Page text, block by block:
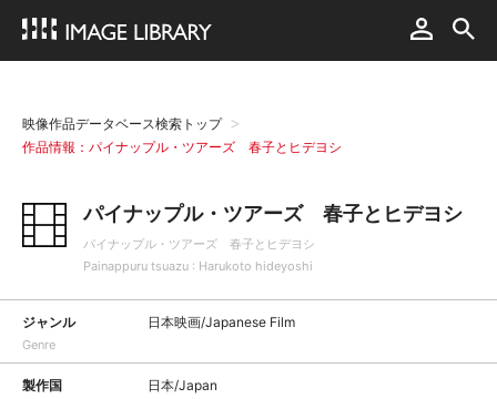
映像作品データベース検索トップ
作品情報：パイナップル・ツアーズ 春子とヒデヨシ
パイナップル・ツアーズ 春子とヒデヨシ
パイナップル・ツアーズ 春子とヒデヨシ
Painappuru tsuazu : Harukoto hideyoshi
ジャンル
Genre
日本映画/Japanese Film
製作国 日本/Japan